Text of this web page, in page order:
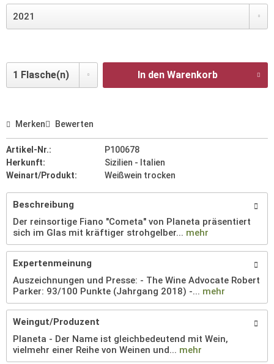
In den Warenkorb
Merken Bewerten
Artikel-Nr.:
P100678
Herkunft:
Sizilien - Italien
Weinart/Produkt:
Weißwein trocken
Beschreibung
Der reinsortige Fiano "Cometa" von Planeta präsentiert
sich im Glas mit kräftiger strohgelber... mehr
Expertenmeinung
Auszeichnungen und Presse: - The Wine Advocate Robert
Parker: 93/100 Punkte (Jahrgang 2018) -... mehr
Weingut/Produzent
Planeta - Der Name ist gleichbedeutend mit Wein,
vielmehr einer Reihe von Weinen und... mehr